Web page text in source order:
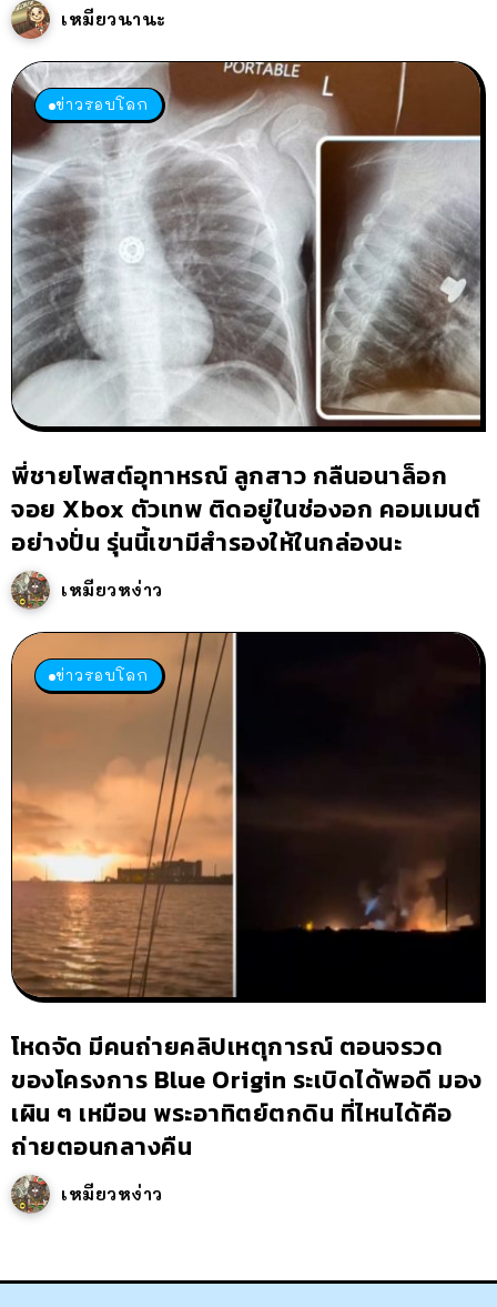
เหมียวนานะ
ข่าวรอบโลก
พี่ชายโพสต์อุทาหรณ์ ลูกสาว กลืนอนาล็อก
จอย Xbox ตัวเทพ ติดอยู่ในช่องอก คอมเมนต์
อย่างปั่น รุ่นนี้เขามีสำรองให้ในกล่องนะ
เหมียวหง่าว
ข่าวรอบโลก
โหดจัด มีคนถ่ายคลิปเหตุการณ์ ตอนจรวด
ของโครงการ Blue Origin ระเบิดได้พอดี มอง
เผิน ๆ เหมือน พระอาทิตย์ตกดิน ที่ไหนได้คือ
ถ่ายตอนกลางคืน
เหมียวหง่าว